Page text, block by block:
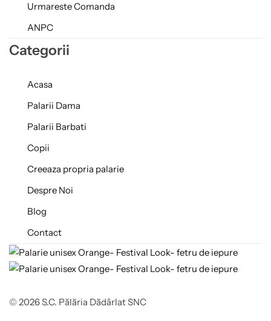
Urmareste Comanda
ANPC
Categorii
Acasa
Palarii Dama
Palarii Barbati
Copii
Creeaza propria palarie
Despre Noi
Blog
Contact
© 2026 S.C. Pălăria Dădârlat SNC